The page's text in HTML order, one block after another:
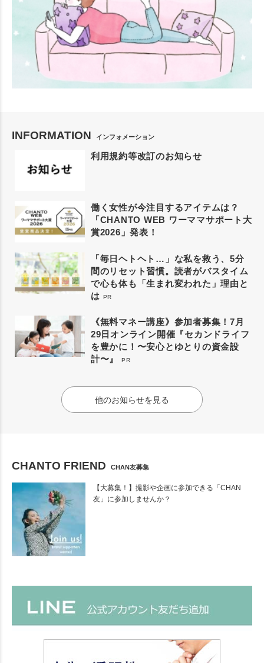
INFORMATION インフォメーション
利用規約等改訂のお知らせ
働く女性が今注目するアイテムは？
「CHANTO WEB ワーママサポート大
賞2026」発表！
「毎日ヘトヘト…」な私を救う、5分
間のリセット習慣。読者がバスタイム
で心も体も「生まれ変われた」理由と
は PR
《無料マネー講座》参加者募集！7月
29日オンライン開催『セカンドライフ
を豊かに！〜安心とゆとりの資金設
計〜』
PR
他のお知らせを見る
CHANTO FRIEND CHAN友募集
【大募集！】撮影や企画に参加できる「CHAN
友」に参加しませんか？